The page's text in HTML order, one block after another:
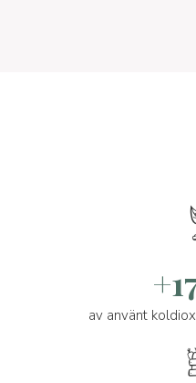
av använt